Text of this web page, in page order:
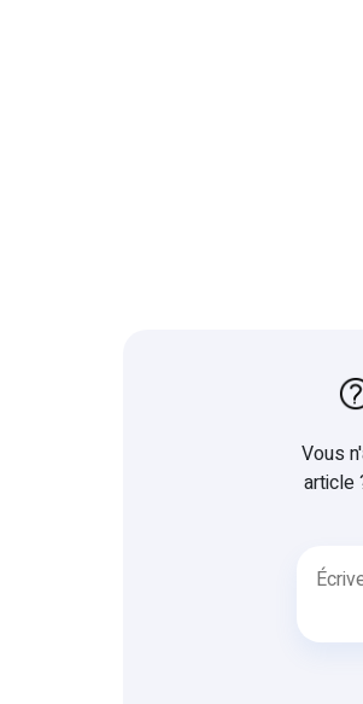
Vous
article